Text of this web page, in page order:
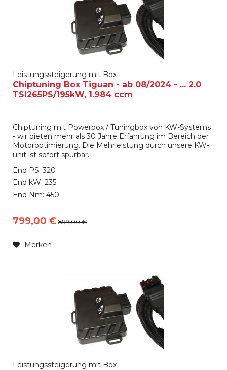
Leistungssteigerung mit Box
Chiptuning Box Tiguan - ab 08/2024 - ... 2.0
TSI265PS/195kW, 1.984 ccm
Chiptuning mit Powerbox / Tuningbox von KW-Systems
- wir bieten mehr als 30 Jahre Erfahrung im Bereich der
Motoroptimierung. Die Mehrleistung durch unsere KW-
unit ist sofort spürbar.
End PS: 320
End kW: 235
End Nm: 450
799,00 € 899,00 €
Merken
Leistungssteigerung mit Box